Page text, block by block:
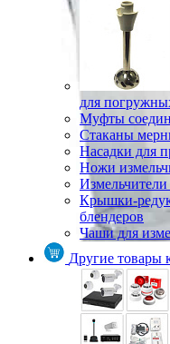
для
Муфты
Стаканы
Насадки для
Ножи
Крышки-
блендеров
Чаши для
Другие товары